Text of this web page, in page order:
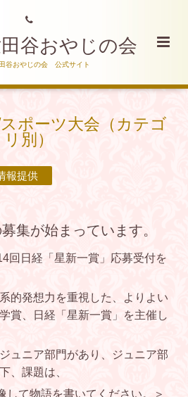
谷おやじの会
谷おやじの会 公式サイト
ポーツ大会（カテゴ
リ別）
報提供
集が始まっています。
回日経「星新一賞」応募受付を
的発想力を重視した、よりよい
賞、日経「星新一賞」を主催し
ュニア部門があり、ジュニア部
、課題は、
して物語を書いてください。＞